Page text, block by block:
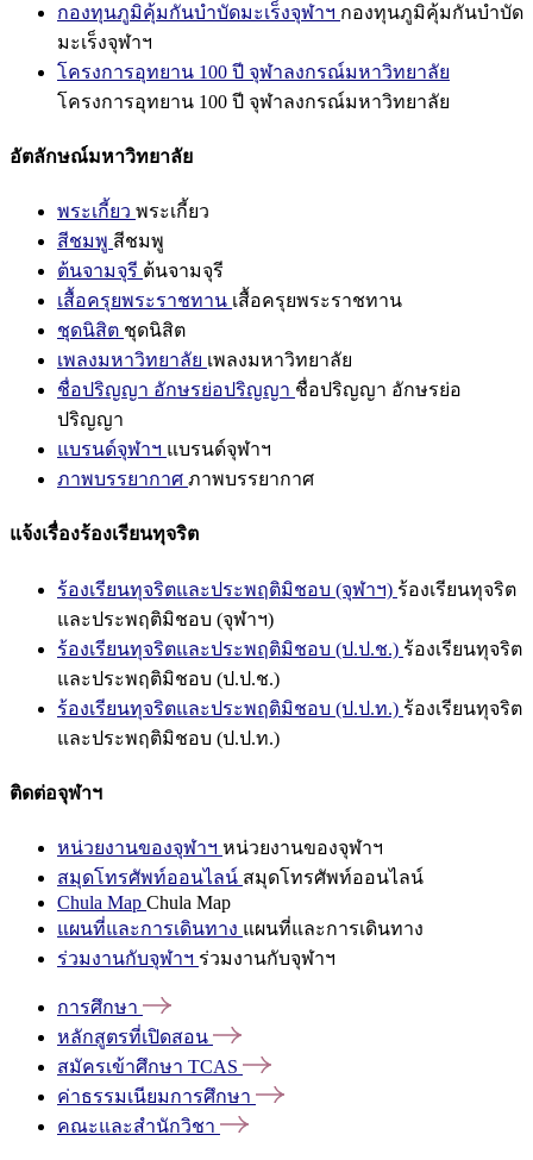
กองทุนภูมิคุ้มกันบำบัดมะเร็งจุฬาฯ กองทุนภูมิคุ้มกันบำบัด
มะเร็งจุฬาฯ
โครงการอุทยาน 100 ปี จุฬาลงกรณ์มหาวิทยาลัย
โครงการอุทยาน 100 ปี จุฬาลงกรณ์มหาวิทยาลัย
อัตลักษณ์มหาวิทยาลัย
พระเกี้ยว พระเกี้ยว
สีชมพู สีชมพู
ต้นจามจุรี ต้นจามจุรี
เสื้อครุยพระราชทาน เสื้อครุยพระราชทาน
ชุดนิสิต ชุดนิสิต
เพลงมหาวิทยาลัย เพลงมหาวิทยาลัย
ชื่อปริญญา อักษรย่อปริญญา ชื่อปริญญา อักษรย่อ
ปริญญา
แบรนด์จุฬาฯ แบรนด์จุฬาฯ
ภาพบรรยากาศ ภาพบรรยากาศ
แจ้งเรื่องร้องเรียนทุจริต
ร้องเรียนทุจริตและประพฤติมิชอบ (จุฬาฯ) ร้องเรียนทุจริต
และประพฤติมิชอบ (จุฬาฯ)
ร้องเรียนทุจริตและประพฤติมิชอบ (ป.ป.ช.) ร้องเรียนทุจริต
และประพฤติมิชอบ (ป.ป.ช.)
ร้องเรียนทุจริตและประพฤติมิชอบ (ป.ป.ท.) ร้องเรียนทุจริต
และประพฤติมิชอบ (ป.ป.ท.)
ติดต่อจุฬาฯ
หน่วยงานของจุฬาฯ หน่วยงานของจุฬาฯ
สมุดโทรศัพท์ออนไลน์ สมุดโทรศัพท์ออนไลน์
Chula Map Chula Map
แผนที่และการเดินทาง แผนที่และการเดินทาง
ร่วมงานกับจุฬาฯ ร่วมงานกับจุฬาฯ
การศึกษา
หลักสูตรที่เปิดสอน
สมัครเข้าศึกษา TCAS
ค่าธรรมเนียมการศึกษา
คณะและสำนักวิชา